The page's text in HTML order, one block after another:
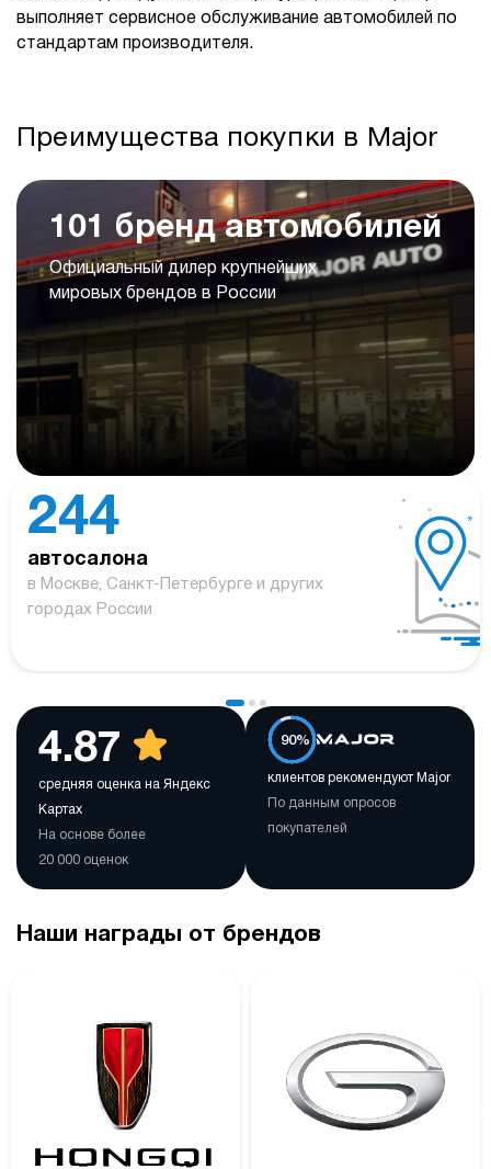
выполняет сервисное обслуживание автомобилей по
стандартам производителя.
Преимущества покупки в Major
101 бренд автомобилей
Официальный дилер крупнейших
мировых брендов в России
244
автосалона
в Москве, Санкт-Петербурге и других
городах России
4.87
средняя оценка на Яндекс
Картах
На основе более
20 000 оценок
90%
клиентов рекомендуют Major
По данным опросов
покупателей
Наши награды от брендов